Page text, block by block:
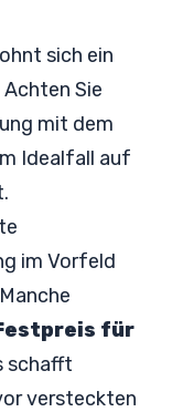
sich ein
Sie
mit dem
Idealfall auf
im Vorfeld
für
schafft
versteckten